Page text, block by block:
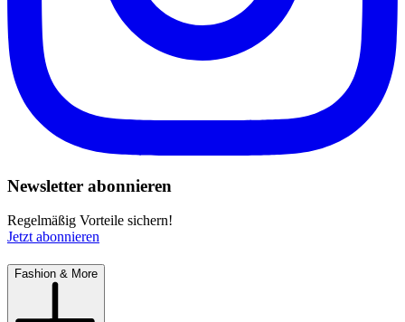
Newsletter abonnieren
Regelmäßig Vorteile sichern!
Jetzt abonnieren
Fashion & More